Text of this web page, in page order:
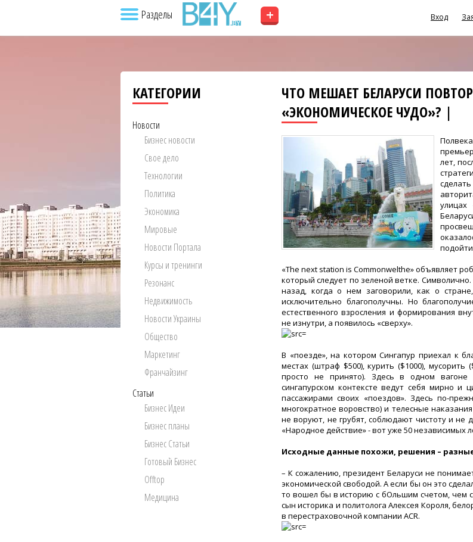
Разделы + Вход
КАТЕГОРИИ
Новости
Бизнес новости
Свое дело
Технологии
Политика
Экономика
Мировые
Новости Портала
Курсы и тренинги
Резонанс
Недвижимость
Новости Украины
Общество
Маркетинг
Франчайзинг
Статьи
Бизнес Идеи
Бизнес планы
Бизнес Статьи
Готовый Бизнес
Offtop
Медицина
ЧТО МЕШАЕТ БЕЛАРУСИ
«ЭКОНОМИЧЕСКОЕ ЧУДО»? |
лет,
«The next station is Commonwelthe» объявляет
который следует по зеленой ветке.
назад, когда о нем заговорили, как о
исключительно благополучны. Но
естественного взросления и формирования
не изнутри, а появилось «сверху».
В «поезде», на котором Сингапур приехал к
местах (штраф $500), курить ($1000),
просто не принято). Здесь в одном
сингапурском контексте ведут себя мирно и
пассажирами своих «поездов». Здесь по-
многократное воровство) и телесные
не воруют, не грубят, соблюдают чистоту и не
«Народное действие» - вот уже 50 независимых
Исходные данные похожи, решения –
– К сожалению, президент Беларуси не
экономической свободой. А если бы он это
то вошел бы в историю с бОльшим счетом, чем
сын историка и политолога Алексея Короля,
в перестраховочной компании ACR.